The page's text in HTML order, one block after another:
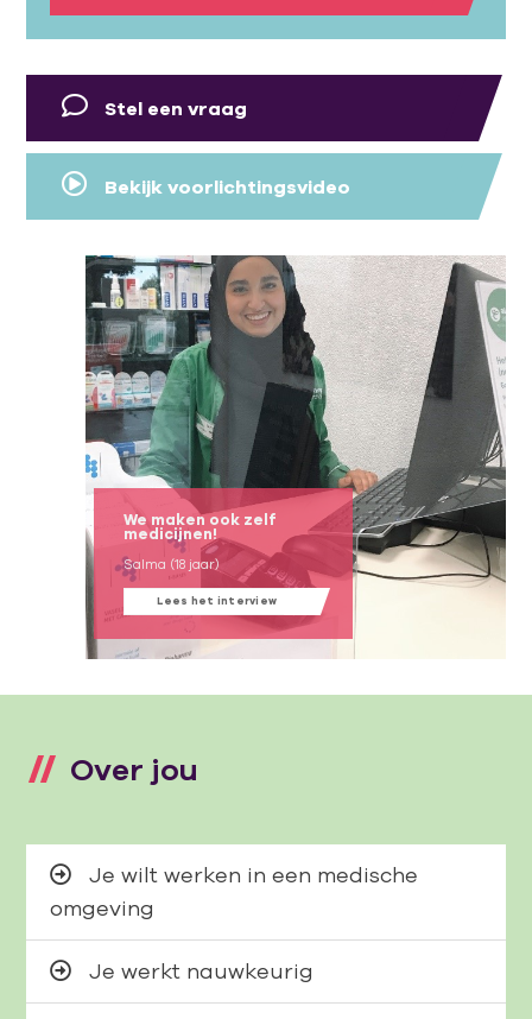
Stel een vraag
Bekijk voorlichtingsvideo
We maken ook zelf
medicijnen!
Salma (18 jaar)
Lees het interview
Over jou
Je wilt werken in een medische
omgeving
Je werkt nauwkeurig